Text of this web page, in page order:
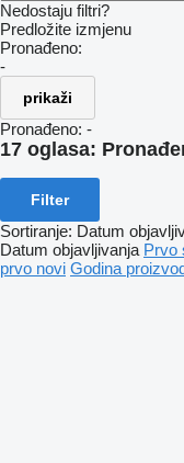
Nedostaju filtri?
Predložite izmjenu
Pronađeno:
-
prikaži
Pronađeno: -
17 oglasa:
Filter
Sortiranje: Datum
Datum objavljivanja Prvo
prvo novi Godina